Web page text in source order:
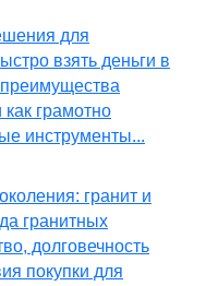
для
взять деньги в
преимущества
грамотно
инструменты...
гранит и
гранитных
долговечность
покупки для